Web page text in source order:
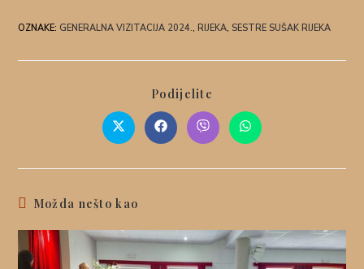
OZNAKE: GENERALNA VIZITACIJA 2024., RIJEKA, SESTRE SUŠAK RIJEKA
Podijelite
Možda nešto kao